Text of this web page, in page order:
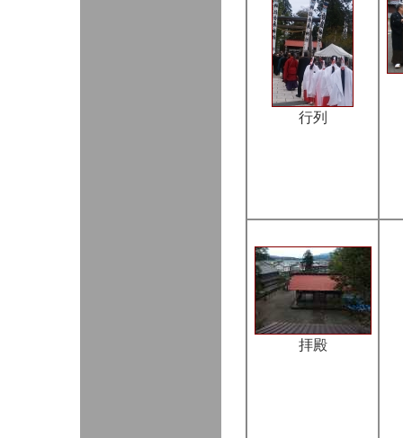
行列
拝殿